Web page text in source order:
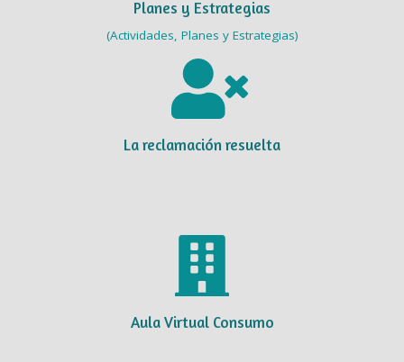
Planes y Estrategias
(Actividades, Planes y Estrategias)
La reclamación resuelta
Aula Virtual Consumo